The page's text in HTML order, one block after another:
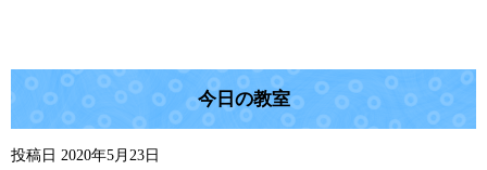
今日の教室
投稿日 2020年5月23日